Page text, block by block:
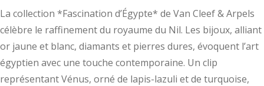
La collection *Fascination d’Égypte* de Van Cleef & Arpels
célèbre le raffinement du royaume du Nil. Les bijoux, alliant
or jaune et blanc, diamants et pierres dures, évoquent l’art
égyptien avec une touche contemporaine. Un clip
représentant Vénus, orné de lapis-lazuli et de turquoise,